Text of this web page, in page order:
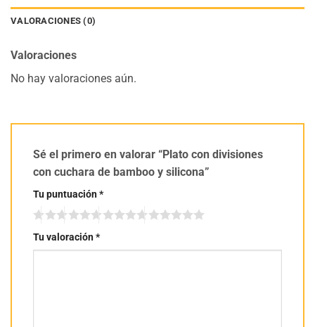
VALORACIONES (0)
Valoraciones
No hay valoraciones aún.
Sé el primero en valorar “Plato con divisiones
con cuchara de bamboo y silicona”
Tu puntuación*
Tu valoración*